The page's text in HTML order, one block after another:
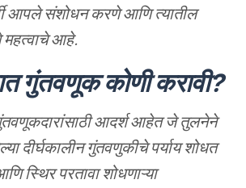
आपले संशोधन करणे आणि त्यातील
महत्वाचे आहे.
गुंतवणूककोणीकरावी?
आदर्श आहेत जे तुलनेने
दीर्घकालीन गुंतवणुकीचे पर्याय शोधत
स्थिर परतावा शोधणाऱ्या